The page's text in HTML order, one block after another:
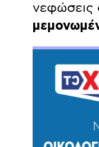
νεφώσεις